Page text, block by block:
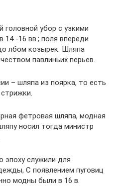
головной убор с узкими
14 -16 вв.; поля впереди
лбом козырек. Шляпа
павлиньих перьев.
– шляпа из поярка, то есть
фетровая шляпа, модная
носил тогда министр
служили для
С появлением пуговиц
модны были в 16 в.